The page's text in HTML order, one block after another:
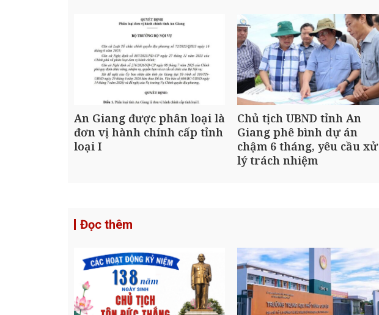
An Giang được phân loại là
đơn vị hành chính cấp tỉnh
loại I
Chủ tịch UBND tỉnh An
Giang phê bình dự án
chậm 6 tháng, yêu cầu xử
lý trách nhiệm
Đọc thêm